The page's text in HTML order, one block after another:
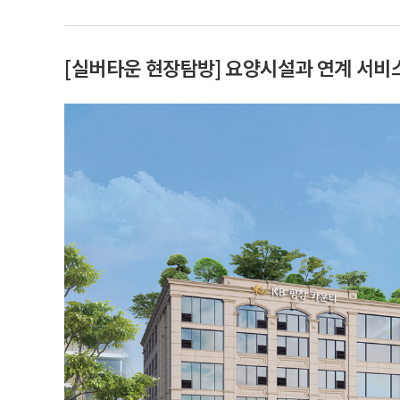
[실버타운 현장탐방] 요양시설과 연계 서비